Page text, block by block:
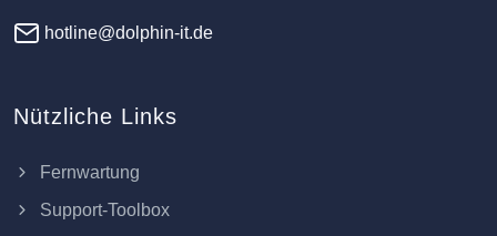
hotline@dolphin-it.de
Nützliche Links
Fernwartung
Support-Toolbox